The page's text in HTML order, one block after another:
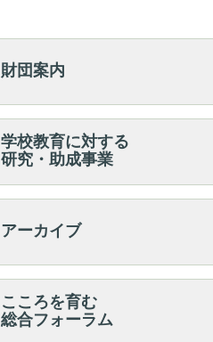
財団案内
学校教育に対する
研究・助成事業
アーカイブ
こころを育む
総合フォーラム